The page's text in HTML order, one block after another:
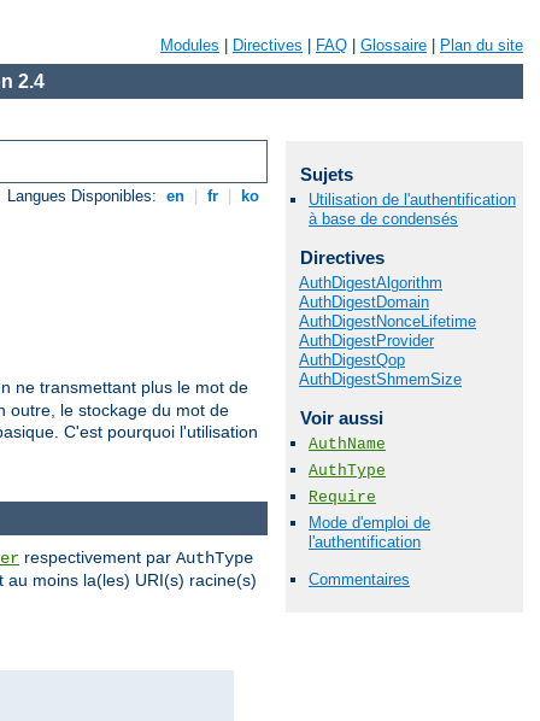
Modules Directives FAQ Glossaire Plan du site
2.4
Langues Disponibles: en fr ko
ne transmettant plus le mot de
outre, le stockage du mot de
C'est pourquoi l'utilisation
Sujets
Utilisation de l'authentification
à base de condensés
Directives
AuthDigestAlgorithm
AuthDigestDomain
AuthDigestNonceLifetime
AuthDigestProvider
AuthDigestQop
AuthDigestShmemSize
Voir aussi
AuthName
AuthType
Require
Mode d'emploi de
l'authentification
Commentaires
respectivement par AuthType
moins la(les) URI(s) racine(s)